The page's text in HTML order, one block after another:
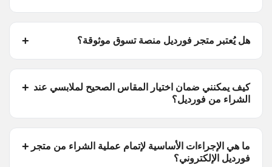
هل يُعتبر متجر فورديل منصة تسوق موثوقة؟
كيف يمكنني ضمان اختيار المقاس الصحيح لملابسي عند
الشراء من فورديل؟
ما هي الإجراءات الأساسية لإتمام عملية الشراء من متجر
فورديل الإلكتروني؟